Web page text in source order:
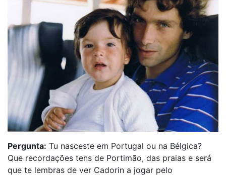
Pergunta: Tu nasceste em Portugal ou na Bélgica?
Que recordações tens de Portimão, das praias e será
que te lembras de ver Cadorin a jogar pelo